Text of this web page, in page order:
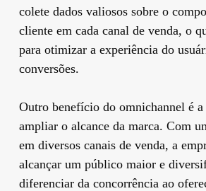
colete dados valiosos sobre o
cliente em cada canal de venda, o
para otimizar a experiência do
conversões.
Outro benefício do omnichannel é
ampliar o alcance da marca. Com
em diversos canais de venda, a
alcançar um público maior e
diferenciar da concorrência ao